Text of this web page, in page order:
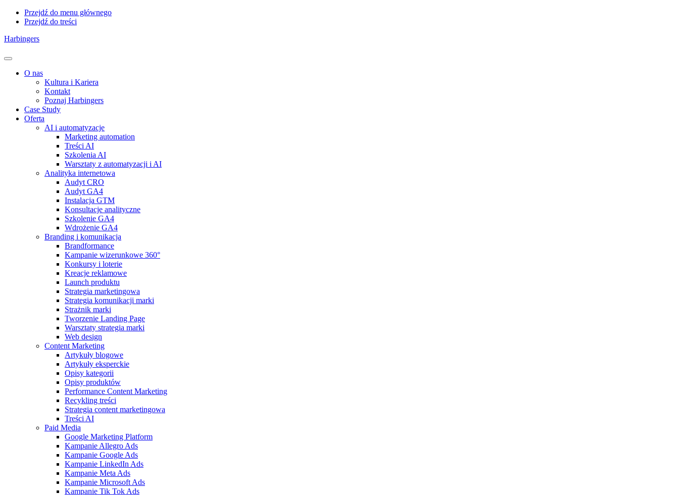
Przejdź do menu głównego
Przejdź do treści
Harbingers
Menu
O nas
Kultura i Kariera
Kontakt
Poznaj Harbingers
Case Study
Oferta
AI i automatyzacje
Marketing automation
Treści AI
Szkolenia AI
Warsztaty z automatyzacji i AI
Analityka internetowa
Audyt CRO
Audyt GA4
Instalacja GTM
Konsultacje analityczne
Szkolenie GA4
Wdrożenie GA4
Branding i komunikacja
Brandformance
Kampanie wizerunkowe 360°
Konkursy i loterie
Kreacje reklamowe
Launch produktu
Strategia marketingowa
Strategia komunikacji marki
Strażnik marki
Tworzenie Landing Page
Warsztaty strategia marki
Web design
Content Marketing
Artykuły blogowe
Artykuły eksperckie
Opisy kategorii
Opisy produktów
Performance Content Marketing
Recykling treści
Strategia content marketingowa
Treści AI
Paid Media
Google Marketing Platform
Kampanie Allegro Ads
Kampanie Google Ads
Kampanie LinkedIn Ads
Kampanie Meta Ads
Kampanie Microsoft Ads
Kampanie Tik Tok Ads